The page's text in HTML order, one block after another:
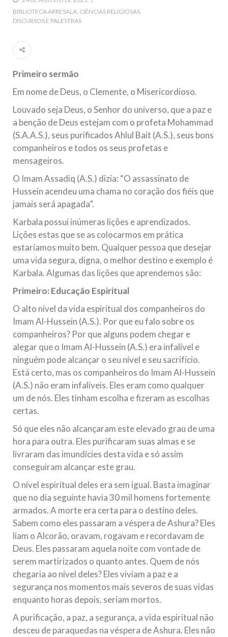
5 DE NOVEMBRO DE 2013
Ano Novo Islâmico e Início de Muharam
Islâmico no Brasil parabeniza a nação islâmica pela chegada
no ano novo muçulmano de 1435 Hejrita. Desejamos a
todos os irmãos e irmãs um novo
10 DE NOVEMBRO DE 2013
Falecimento do Imam Ali Ibn Al-Hussein
Em nome de Deus, o Clemente, o Misericordioso! Diante da
data em que relembramos o martírio do quarto Imam dos
muçulmanos, o Imam Ali Ibn Al-Hussein Ibn Ali Ibn Abi Táleb
(A.S.), conhecido por “Zein Al-Ábidin” (Formosura
NOTÍCIAS
3 DE JULHO DE 2014
Centro Islâmico no Brasil recebe o ex-
ministro das Relações Exteriores da
República Islâmica do Irã
Na noite da quinta-feira, 03 de Abril, o Centro Islâmico no
Brasil recebeu em sua sede, em São Paulo, o ex-ministro das
Relações Exteriores da República Islâmica do Irã, Sr. Kamal
Kharrazi, que encontra-se visitando
BIBLIOTECA ARRESALA CIÊNCIAS RELIGIOSAS
DISCURSOS E PALESTRAS
Primeiro sermão
Em nome de Deus, o Clemente, o Misericordioso.
Louvado seja Deus, o Senhor do universo, que a paz e
a benção de Deus estejam com o profeta Mohammad
(S.A.A.S.), seus purificados Ahlul Bait (A.S.), seus bons
companheiros e todos os seus profetas e
mensageiros.
O Imam Assadiq (A.S.) dizia: “O assassinato de
Hussein acendeu uma chama no coração dos fiéis que
jamais será apagada”.
Karbala possui inúmeras lições e aprendizados.
Lições estas que se as colocarmos em prática
estaríamos muito bem. Qualquer pessoa que desejar
uma vida segura, digna, o melhor destino e exemplo é
Karbala. Algumas das lições que aprendemos são:
Primeiro: Educação Espiritual
O alto nível da vida espiritual dos companheiros do
Imam Al-Hussein (A.S.). Por que eu falo sobre os
companheiros? Por que alguns podem chegar e
alegar que o Imam Al-Hussein (A.S.) era infalível e
ninguém pode alcançar o seu nível e seu sacrifício.
Está certo, mas os companheiros do Imam Al-Hussein
(A.S.) não eram infalíveis. Eles eram como qualquer
um de nós. Eles tinham escolha e fizeram as escolhas
certas.
Só que eles não alcançaram este elevado grau de uma
hora para outra. Eles purificaram suas almas e se
livraram das imundícies desta vida e só assim
conseguiram alcançar este grau.
O nível espiritual deles era sem igual. Basta imaginar
que no dia seguinte havia 30 mil homens fortemente
armados. A morte era certa para o destino deles.
Sabem como eles passaram a véspera de Ashura? Eles
liam o Alcorão, oravam, rogavam e recordavam de
Deus. Eles passaram aquela noite com vontade de
serem martirizados o quanto antes. Quem de nós
chegaria ao nível deles? Eles viviam a paz e a
segurança nos momentos mais severos de suas vidas
enquanto horas depois, seriam mortos.
A purificação, a paz, a segurança, a vida espiritual não
desceu de paraquedas na véspera de Ashura. Eles não